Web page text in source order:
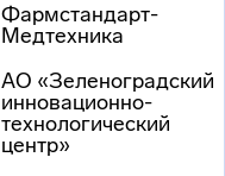
Фармстандарт-
Медтехника
АО «Зеленоградский
инновационно-
технологический
центр»